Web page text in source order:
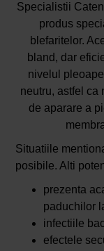
Specialistii
produs
blefaritelor.
bland, dar
nivelul
neutru, astfel ca
de aparare a
Situatiile
posibile. Alti
prezenta
paduchilor
infectiile
efectele